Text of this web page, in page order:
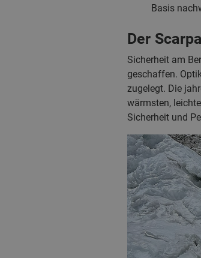
Basis
Der
Sicherheit am
geschaffen.
zugelegt. Die
wärmsten,
Sicherheit und